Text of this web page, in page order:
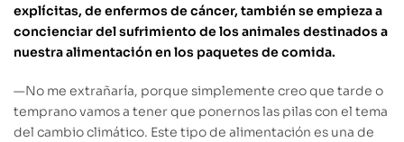
explícitas, de enfermos de cáncer, también se empieza a
concienciar del sufrimiento de los animales destinados a
nuestra alimentación en los paquetes de comida.
—No me extrañaría, porque simplemente creo que tarde o
temprano vamos a tener que ponernos las pilas con el tema
del cambio climático. Este tipo de alimentación es una de